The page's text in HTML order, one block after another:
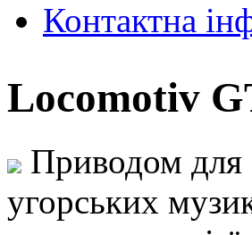
Контактна
Locomotiv
Приводом для
угорських